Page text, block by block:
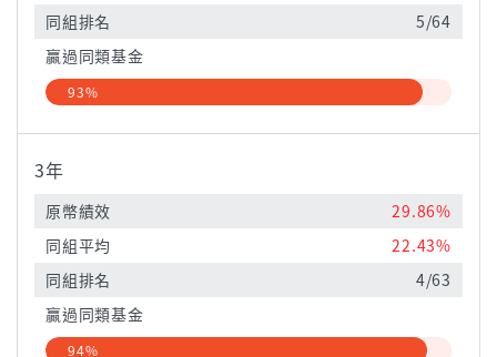
同組排名
5/64
贏過同類基金
93%
3年
原幣績效
29.86%
同組平均
22.43%
同組排名
4/63
贏過同類基金
94%